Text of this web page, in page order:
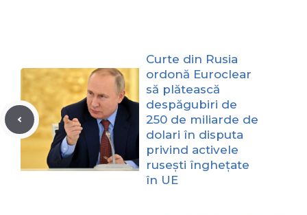
Curte din Rusia
ordonă Euroclear
să plătească
despăgubiri de
250 de miliarde de
dolari în disputa
privind activele
rusești înghețate
în UE